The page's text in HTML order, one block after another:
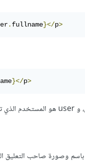
. fullname}</p>
}</p>
وصورة صاحب التعليق